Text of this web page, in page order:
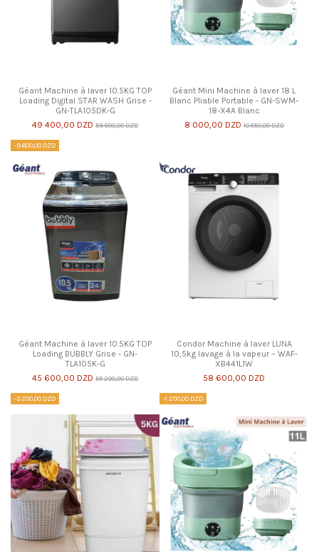
Géant Machine à laver 10.5KG TOP
Loading Digital STAR WASH Grise -
GN-TLA105DK-G
49 400,00 DZD 59 800,00 DZD
Géant Mini Machine à laver 18 L
Blanc Pliable Portable - GN-SWM-
18-X4A Blanc
8 000,00 DZD 10 850,00 DZD
-9 600,00 DZD
Géant Machine à laver 10.5KG TOP
Loading BUBBLY Grise - GN-
TLA105K-G
45 600,00 DZD 55 200,00 DZD
Condor Machine à laver LUNA
10,5kg lavage à la vapeur – WAF-
XB441L1W
58 600,00 DZD
-3 200,00 DZD -1 200,00 DZD